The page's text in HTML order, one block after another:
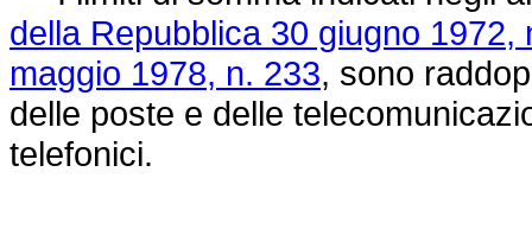
della Repubblica 30 giugno 1972,
maggio 1978, n. 233, sono
delle poste e delle
telefonici.